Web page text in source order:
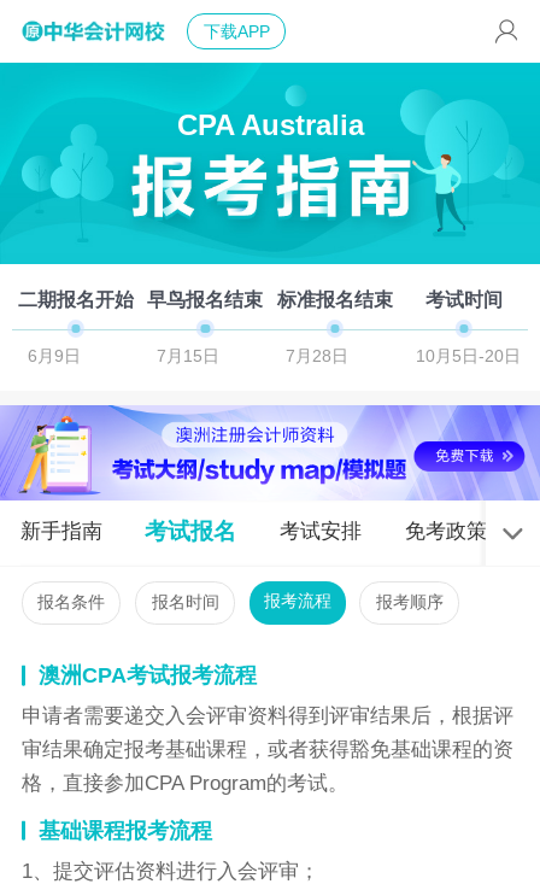
下载APP
CPA Australia
二期报名开始
6月9日
早鸟报名结束
7月15日
标准报名结束
7月28日
考试时间
10月5日-20日
新手指南 考试报名 考试安排 免考政策
报名条件 报名时间 报考流程 报考顺序
澳洲CPA考试报考流程
申请者需要递交入会评审资料得到评审结果后，根据评
审结果确定报考基础课程，或者获得豁免基础课程的资
格，直接参加CPA Program的考试。
基础课程报考流程
1、提交评估资料进行入会评审；